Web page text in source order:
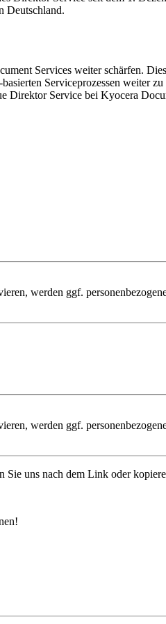
Deutschland.
Services weiter schärfen.
-basierten Serviceprozessen weiter
Direktor Service bei Kyocera
werden ggf.
werden ggf.
uns nach dem Link oder